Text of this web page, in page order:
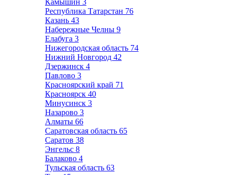
Камышин 3
Республика Татарстан 76
Казань 43
Набережные Челны 9
Елабуга 3
Нижегородская область 74
Нижний Новгород 42
Дзержинск 4
Павлово 3
Красноярский край 71
Красноярск 40
Минусинск 3
Назарово 3
Алматы 66
Саратовская область 65
Саратов 38
Энгельс 8
Балаково 4
Тульская область 63